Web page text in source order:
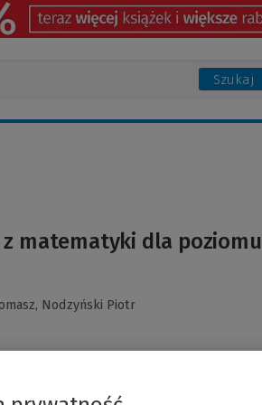
Szukaj
matematyki dla poziomu
Nodzyński Piotr